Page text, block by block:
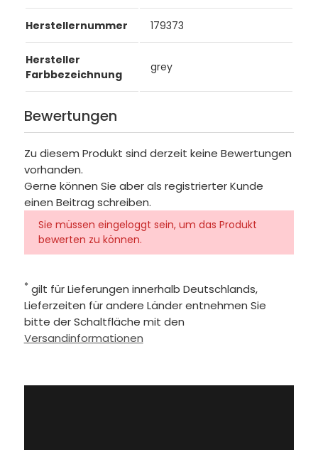
Herstellernummer 179373
Hersteller
Farbbezeichnung
grey
Bewertungen
Zu diesem Produkt sind derzeit keine Bewertungen
vorhanden.
Gerne können Sie aber als registrierter Kunde
einen Beitrag schreiben.
Sie müssen eingeloggt sein, um das Produkt
bewerten zu können.
* gilt für Lieferungen innerhalb Deutschlands,
Lieferzeiten für andere Länder entnehmen Sie
bitte der Schaltfläche mit den
Versandinformationen